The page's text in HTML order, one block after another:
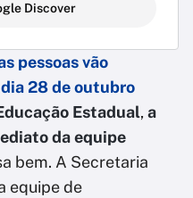
Discover
pessoas vão
28 de outubro
Estadual, a
da equipe
bem. A Secretaria
equipe de